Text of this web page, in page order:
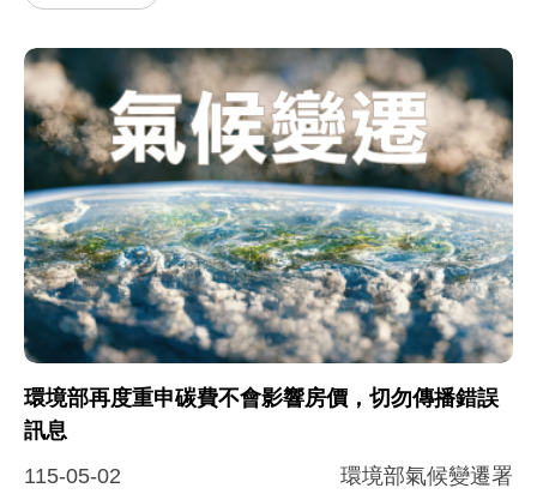
環境部再度重申碳費不會影響房價，切勿傳播錯誤
訊息
115-05-02
環境部氣候變遷署